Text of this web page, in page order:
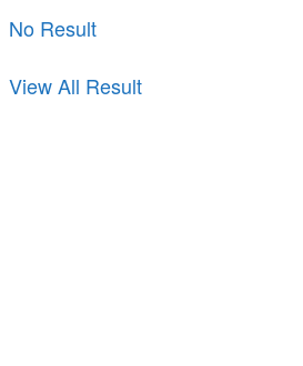
No Result
View All Result